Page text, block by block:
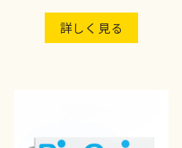
詳しく見る